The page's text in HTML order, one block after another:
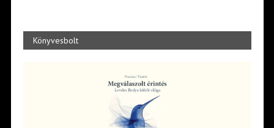
Könyvesbolt